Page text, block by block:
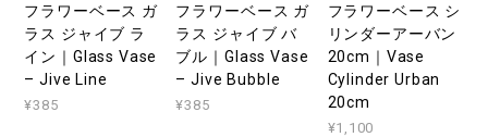
フラワーベース ガ
ラス ジャイブ ラ
イン｜Glass Vase
– Jive Line
¥385
フラワーベース ガ
ラス ジャイブ バ
ブル｜Glass Vase
– Jive Bubble
¥385
フラワーベース シ
リンダーアーバン
20cm｜Vase
Cylinder Urban
20cm
¥1,100